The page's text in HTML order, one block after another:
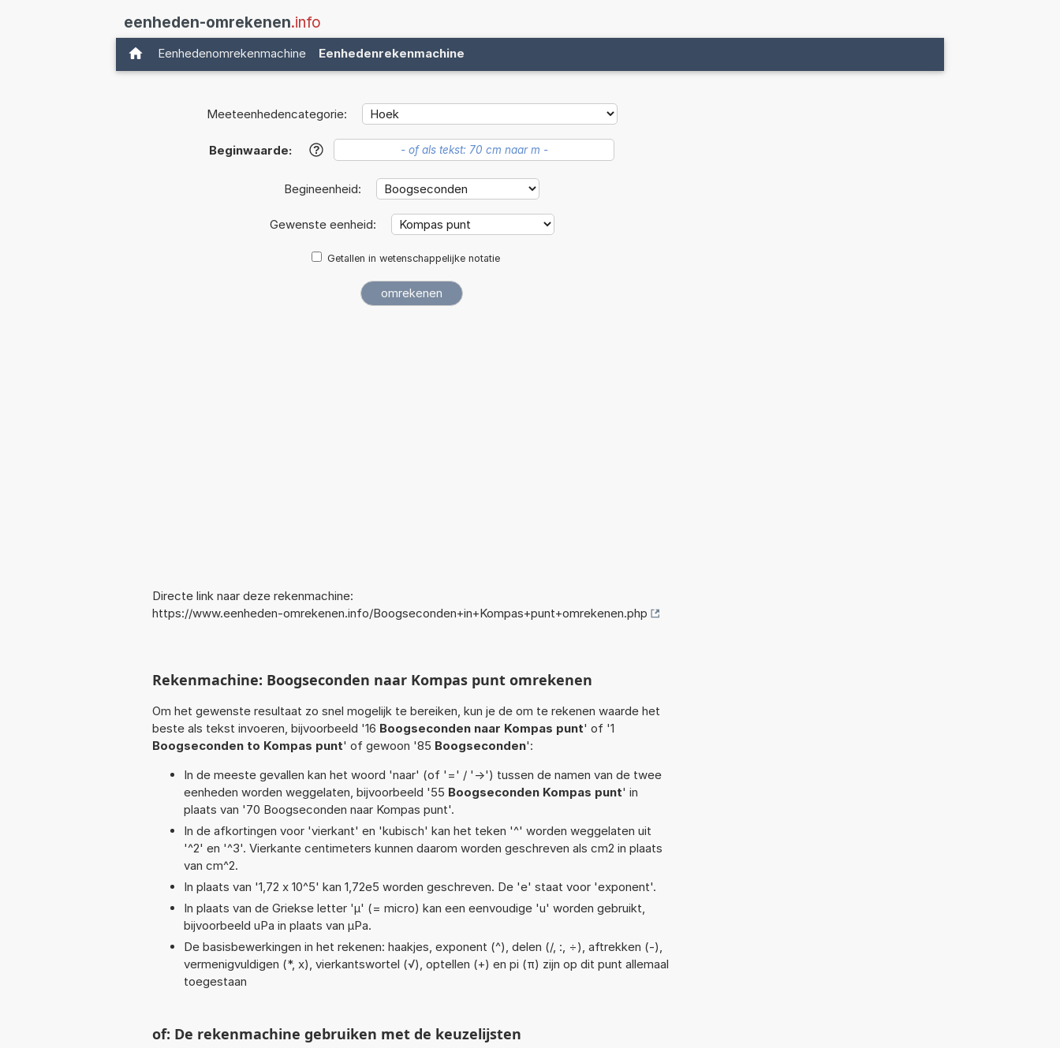
eenheden-omrekenen.info
Eenhedenomrekenmachine Eenhedenrekenmachine
Meeteenhedencategorie:
Beginwaarde: ?
Begineenheid:
Gewenste eenheid:
Getallen in wetenschappelijke notatie
Directe link naar deze rekenmachine:
https://www.eenheden-omrekenen.info/Boogseconden+in+Kompas+punt+omrekenen.php
Rekenmachine: Boogseconden naar Kompas punt omrekenen
Om het gewenste resultaat zo snel mogelijk te bereiken, kun je de om te rekenen waarde het
beste als tekst invoeren, bijvoorbeeld '16 Boogseconden naar Kompas punt' of '1
Boogseconden to Kompas punt' of gewoon '85 Boogseconden':
In de meeste gevallen kan het woord 'naar' (of '=' / '->') tussen de namen van de twee
eenheden worden weggelaten, bijvoorbeeld '55 Boogseconden Kompas punt' in
plaats van '70 Boogseconden naar Kompas punt'.
In de afkortingen voor 'vierkant' en 'kubisch' kan het teken '^' worden weggelaten uit
'^2' en '^3'. Vierkante centimeters kunnen daarom worden geschreven als cm2 in plaats
van cm^2.
In plaats van '1,72 x 10^5' kan 1,72e5 worden geschreven. De 'e' staat voor 'exponent'.
In plaats van de Griekse letter 'µ' (= micro) kan een eenvoudige 'u' worden gebruikt,
bijvoorbeeld uPa in plaats van µPa.
De basisbewerkingen in het rekenen: haakjes, exponent (^), delen (/, :, ÷), aftrekken (-),
vermenigvuldigen (*, x), vierkantswortel (√), optellen (+) en pi (π) zijn op dit punt allemaal
toegestaan
of: De rekenmachine gebruiken met de keuzelijsten